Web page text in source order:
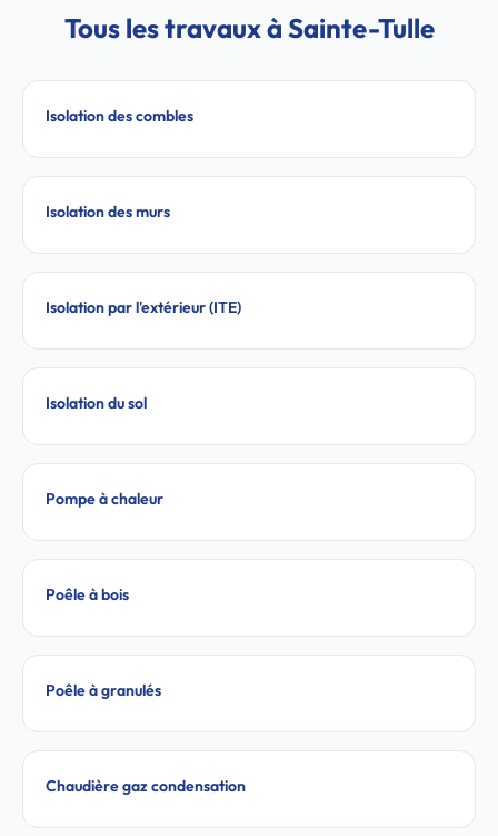
Tous les travaux à Sainte-Tulle
Isolation des combles
Isolation des murs
Isolation par l'extérieur (ITE)
Isolation du sol
Pompe à chaleur
Poêle à bois
Poêle à granulés
Chaudière gaz condensation